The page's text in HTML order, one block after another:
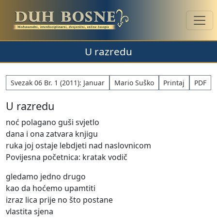
U razredu
Svezak 06 Br. 1 (2011): Januar Mario Suško Printaj PDF
U razredu
noć polagano guši svjetlo
dana i ona zatvara knjigu
ruka joj ostaje lebdjeti nad naslovnicom
Povijesna početnica: kratak vodič
gledamo jedno drugo
kao da hoćemo upamtiti
izraz lica prije no što postane
vlastita sjena